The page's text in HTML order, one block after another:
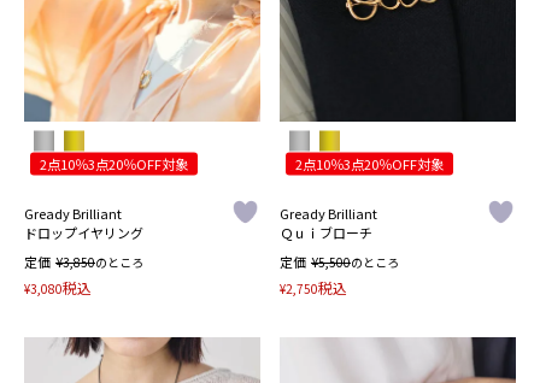
2点10％3点20％OFF対象
Gready Brilliant
ドロップイヤリング
定価 ¥3,850のところ
¥3,080税込
2点10％3点20％OFF対象
Gready Brilliant
Ｑｕｉブローチ
定価 ¥5,500のところ
¥2,750税込